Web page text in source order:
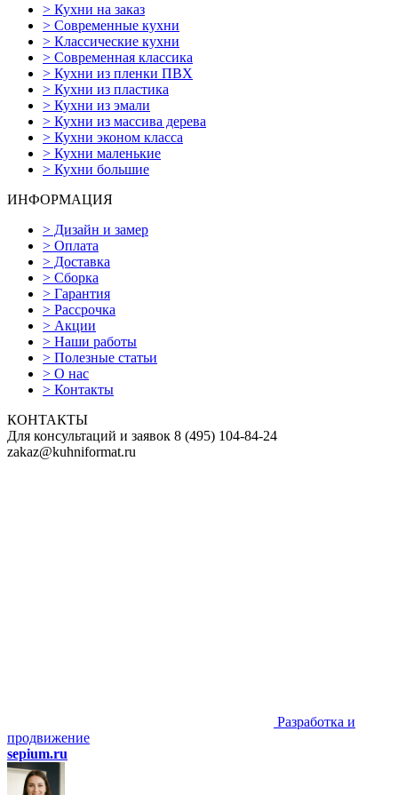
> Кухни на заказ
> Современные кухни
> Классические кухни
> Современная классика
> Кухни из пленки ПВХ
> Кухни из пластика
> Кухни из эмали
> Кухни из массива дерева
> Кухни эконом класса
> Кухни маленькие
> Кухни большие
ИНФОРМАЦИЯ
> Дизайн и замер
> Оплата
> Доставка
> Сборка
> Гарантия
> Рассрочка
> Акции
> Наши работы
> Полезные статьи
> О нас
> Контакты
КОНТАКТЫ
Для консультаций и заявок 8 (495) 104-84-24
zakaz@kuhniformat.ru
Разработка и
продвижение
sepium.ru